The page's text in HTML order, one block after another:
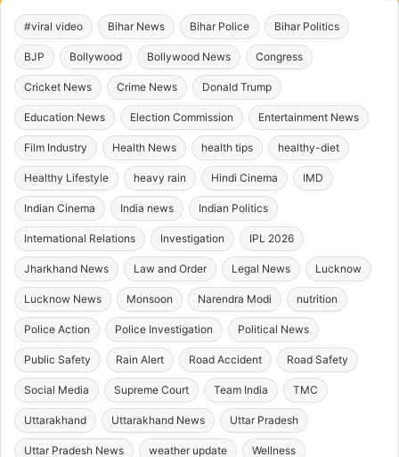
#viral video Bihar News Bihar Police Bihar Politics
BJP Bollywood Bollywood News Congress
Cricket News Crime News Donald Trump
Education News Election Commission Entertainment News
Film Industry Health News health tips healthy-diet
Healthy Lifestyle heavy rain Hindi Cinema IMD
Indian Cinema India news Indian Politics
International Relations Investigation IPL 2026
Jharkhand News Law and Order Legal News Lucknow
Lucknow News Monsoon Narendra Modi nutrition
Police Action Police Investigation Political News
Public Safety Rain Alert Road Accident Road Safety
Social Media Supreme Court Team India TMC
Uttarakhand Uttarakhand News Uttar Pradesh
Uttar Pradesh News weather update Wellness